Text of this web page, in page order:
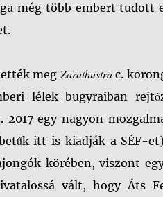
még több embert
meg Zarathustrac.
lélek bugyraiban
2017 egy nagyon
itt is kiadják a SÉF-
körében, viszont
vált, hogy Áts